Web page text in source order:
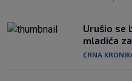
Urušio se
mladića
CRNA